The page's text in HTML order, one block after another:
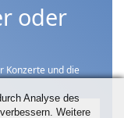
oder
Konzerte und die
Analyse des
Weitere